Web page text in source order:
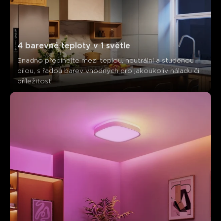
4 barevné teploty v 1 světle
Snadno přepínejte mezi teplou, neutrální a studenou
bílou, s řadou barev vhodných pro jakoukoliv náladu či
příležitost.
Generováno AI z textu zákaznických recenzí